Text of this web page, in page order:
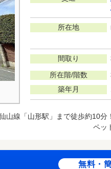
所在地
間取り
所在階/階数
築年月
山線「山形駅」まで徒歩約10分
ペッ
無料・